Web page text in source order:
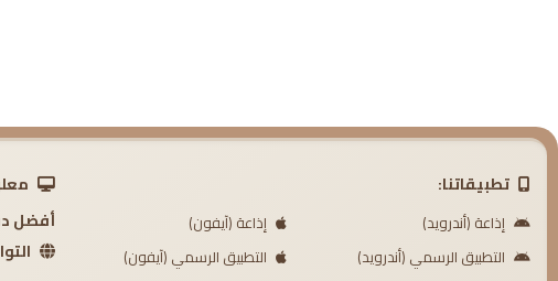
تطبيقاتنا:
إذاعة (أندرويد)
إذاعة (آيفون)
التطبيق الرسمي (أندرويد)
التطبيق الرسمي (آيفون)
أفضل